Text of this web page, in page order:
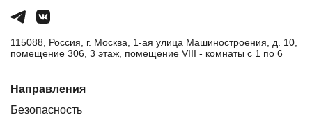
115088, Россия, г. Москва, 1-ая улица Машиностроения, д. 10,
помещение 306, 3 этаж, помещение VIII - комнаты с 1 по 6
Направления
Безопасность